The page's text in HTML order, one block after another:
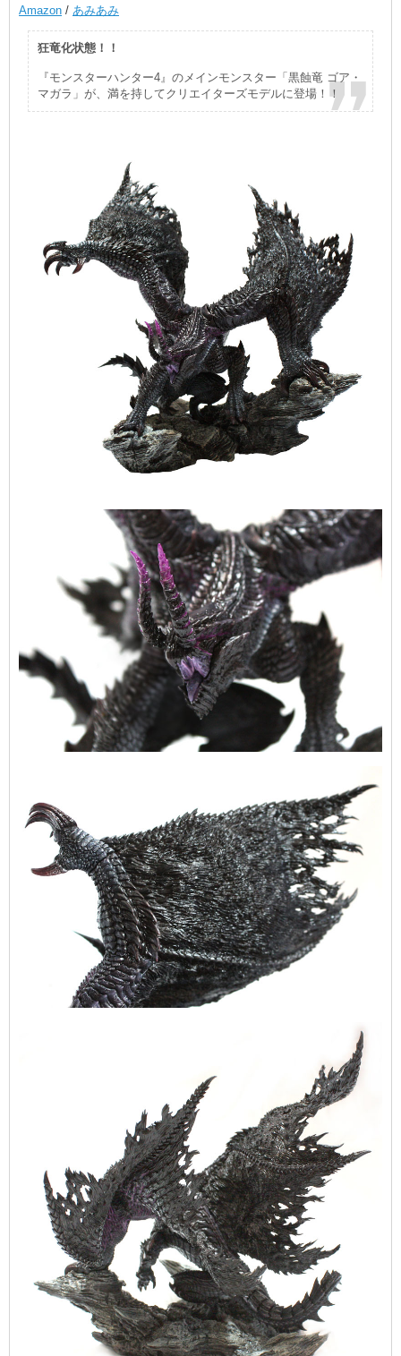
Amazon / あみあみ
狂竜化状態！！
『モンスターハンター4』のメインモンスター「黒蝕竜 ゴア・
マガラ」が、満を持してクリエイターズモデルに登場！！